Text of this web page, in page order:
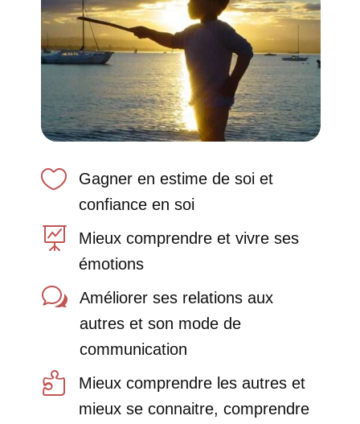

Gagner en estime de soi et
confiance en soi

Mieux comprendre et vivre ses
émotions
w
Améliorer ses relations aux
autres et son mode de
communication

Mieux comprendre les autres et
mieux se connaitre, comprendre